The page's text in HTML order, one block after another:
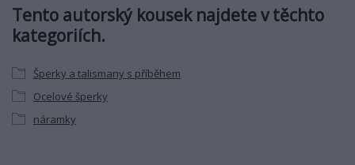
Tento autorský kousek najdete v těchto
kategoriích.
Šperky a talismany s příběhem
Ocelové šperky
náramky